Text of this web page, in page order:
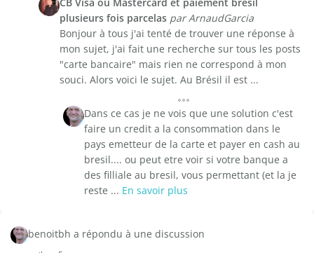
plusieurs fois parcelas par ArnaudGarcia
Bonjour à tous j'ai tenté de trouver une réponse à
mon sujet, j'ai fait une recherche sur tous les posts
"carte bancaire" mais rien ne correspond à mon
souci. Alors voici le sujet. Au Brésil il est ...
Dans ce cas je ne vois que une solution c'est
faire un credit a la consommation dans le
pays emetteur de la carte et payer en cash au
bresil.... ou peut etre voir si votre banque a
des filliale au bresil, vous permettant (et la je
reste ... En savoir plus
benoitbh a répondu à une discussion